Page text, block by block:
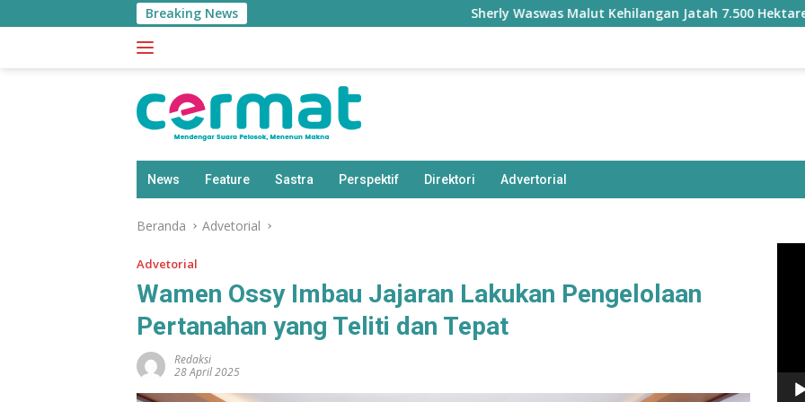
ke
Breaking News Sherly Waswas Malut Kehilangan Jatah 7.500 Hektare
News Feature Sastra Perspektif Direktori Advertorial
Beranda Advetorial
Advetorial
Wamen Ossy Imbau Jajaran Lakukan Pengelolaan
Pertanahan yang Teliti dan Tepat
Redaksi
28 April 2025